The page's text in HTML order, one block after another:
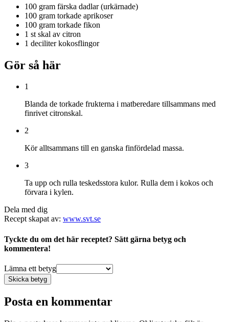
100 gram färska dadlar (urkärnade)
100 gram torkade aprikoser
100 gram torkade fikon
1 st skal av citron
1 deciliter kokosflingor
Gör så här
1
Blanda de torkade frukterna i matberedare tillsammans med
finrivet citronskal.
2
Kör alltsammans till en ganska finfördelad massa.
3
Ta upp och rulla teskedsstora kulor. Rulla dem i kokos och
förvara i kylen.
Dela med dig
Recept skapat av: www.svt.se
Tyckte du om det här receptet? Sätt gärna betyg och
kommentera!
Lämna ett betyg
Skicka betyg
Posta en kommentar